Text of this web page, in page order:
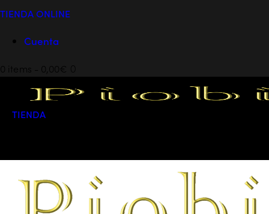
TIENDA ONLINE
Cuenta
0 items - 0,00€
TIENDA